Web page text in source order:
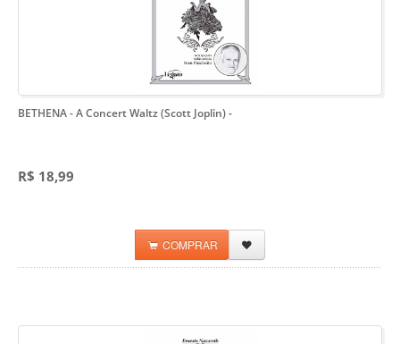
BETHENA - A Concert Waltz (Scott Joplin)-
R$ 18,99
COMPRAR